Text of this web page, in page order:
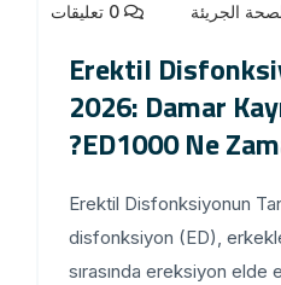
Erektil
2026: Damar
ED1000 Ne
Erektil
disfonksiyon (ED),
sırasında